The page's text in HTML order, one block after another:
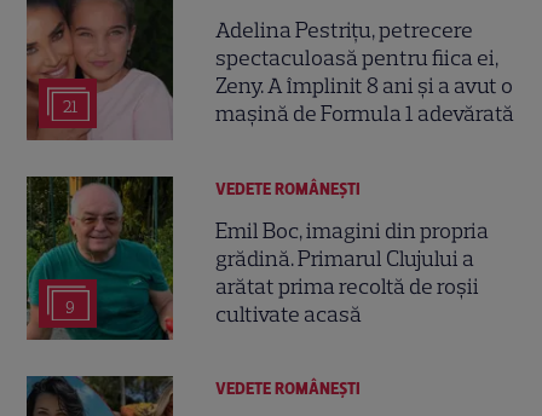
21
Adelina Pestrițu, petrecere
spectaculoasă pentru fiica ei,
Zeny. A împlinit 8 ani și a avut o
mașină de Formula 1 adevărată
9
VEDETE ROMÂNEŞTI
Emil Boc, imagini din propria
grădină. Primarul Clujului a
arătat prima recoltă de roșii
cultivate acasă
VEDETE ROMÂNEŞTI